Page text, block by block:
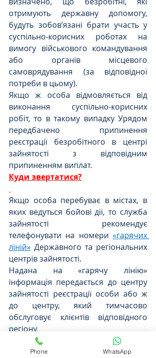
отримують державну допомогу,
будуть зобов’язані брати участь у
суспільно-корисних роботах на
вимогу військового командування
або органів місцевого
самоврядування (за відповідної
потреби в цьому).
Якщо ж особа відмовляється від
виконання суспільно-корисних
робіт, то в такому випадку Урядом
передбачено припинення
реєстрації безробітного в центрі
зайнятості з відповідним
припиненням виплат.
Куди звертатися?
Якщо особа перебуває в містах, в
яких ведуться бойові дії, то служба
зайнятості рекомендує
телефонувати на номери «гарячих
ліній» Державного та регіональних
центрів зайнятості.
Надана на «гарячу лінію»
інформація передається до центру
зайнятості реєстрації особи або ж
до центру, який тимчасово
обслуговує клієнтів відповідного
регіону.
Важливо, що такий телефонний
дзвінок прирівнюється до
Phone WhatsApp